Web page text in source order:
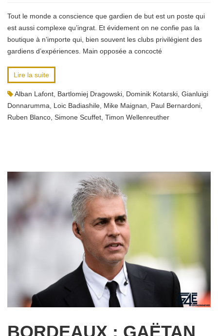
Tout le monde a conscience que gardien de but est un poste qui
est aussi complexe qu’ingrat. Et évidement on ne confie pas la
boutique à n’importe qui, bien souvent les clubs privilégient des
gardiens d’expériences. Main opposée a concocté
Lire la suite
Alban Lafont Bartlomiej Dragowski Dominik Kotarski Gianluigi
Donnarumma
Loic Badiashile Mike Maignan Paul Bernardoni
Ruben Blanco Simone Scuffet Timon Wellenreuther
BORDEAUX : GAËTAN